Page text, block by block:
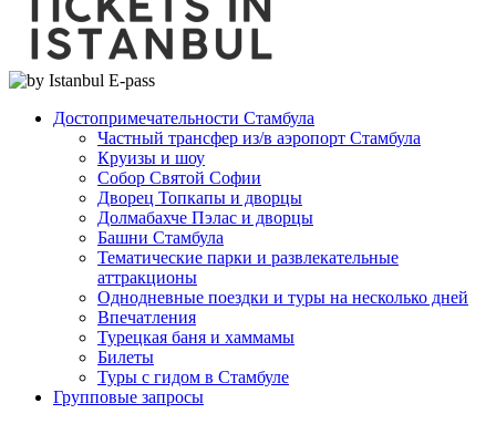
Достопримечательности Стамбула
Частный трансфер из/в аэропорт Стамбула
Круизы и шоу
Собор Святой Софии
Дворец Топкапы и дворцы
Долмабахче Пэлас и дворцы
Башни Стамбула
Тематические парки и развлекательные
аттракционы
Однодневные поездки и туры на несколько дней
Впечатления
Турецкая баня и хаммамы
Билеты
Туры с гидом в Стамбуле
Групповые запросы